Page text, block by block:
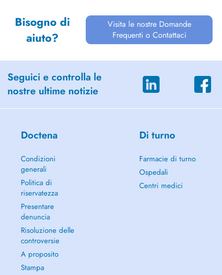
Bisogno di
aiuto?
Visita le nostre Domande
Frequenti o Contattaci
Seguici e controlla le
nostre ultime notizie
Doctena
Condizioni
generali
Politica di
riservatezza
Presentare
denuncia
Risoluzione delle
controversie
A proposito
Stampa
Di turno
Farmacie di turno
Ospedali
Centri medici